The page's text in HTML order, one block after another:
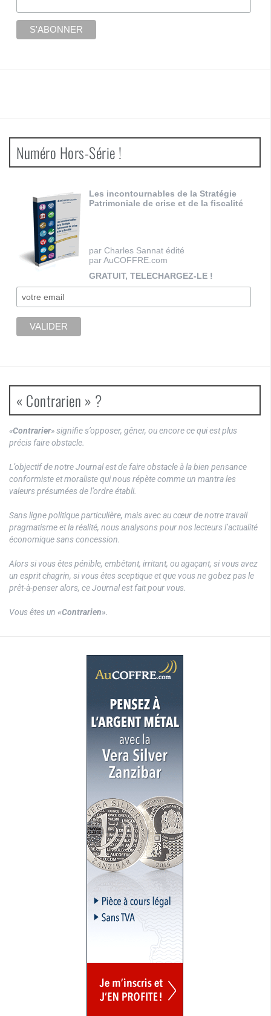
Numéro Hors-Série !
Les incontournables de la Stratégie
Patrimoniale de crise et de la fiscalité
par Charles Sannat édité
par AuCOFFRE.com
GRATUIT, TELECHARGEZ-LE !
« Contrarien » ?
«Contrarier» signifie s’opposer, gêner, ou encore ce qui est plus
précis faire obstacle.
L’objectif de notre Journal est de faire obstacle à la bien pensance
conformiste et moraliste qui nous répète comme un mantra les
valeurs présumées de l’ordre établi.
Sans ligne politique particulière, mais avec au cœur de notre travail
pragmatisme et la réalité, nous analysons pour nos lecteurs l’actualité
économique sans concession.
Alors si vous êtes pénible, embêtant, irritant, ou agaçant, si vous avez
un esprit chagrin, si vous êtes sceptique et que vous ne gobez pas le
prêt-à-penser alors, ce Journal est fait pour vous.
Vous êtes un «Contrarien».